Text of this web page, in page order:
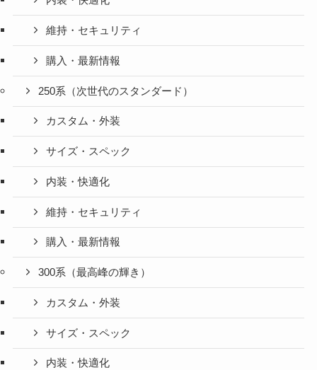
維持・セキュリティ
購入・最新情報
250系（次世代のスタンダード）
カスタム・外装
サイズ・スペック
内装・快適化
維持・セキュリティ
購入・最新情報
300系（最高峰の輝き）
カスタム・外装
サイズ・スペック
内装・快適化